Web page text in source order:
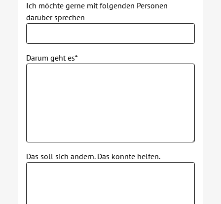
Ich möchte gerne mit folgenden Personen
darüber sprechen
Darum geht es*
Das soll sich ändern. Das könnte helfen.